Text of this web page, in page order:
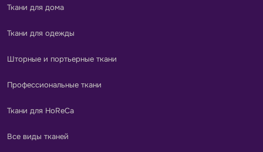
Ткани для дома
Ткани для одежды
Шторные и портьерные ткани
Профессиональные ткани
Ткани для HoReCa
Все виды тканей